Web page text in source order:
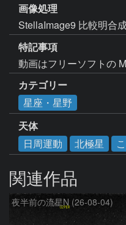
画像処理
StellaImage9 比較明合
特記事項
動画はフリーソフトの
カテゴリー
星座・星野
天体
日周運動
北極星
関連作品
夜半前の流星N (26-08-04)